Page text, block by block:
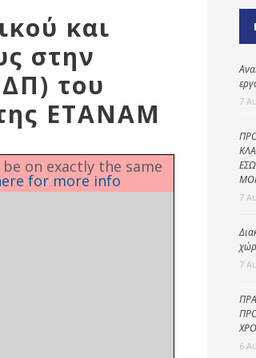
Παιδικοί σταθμοί
προστασία
και
στην
του
ΕΤΑΝΑΜ
on exactly the same
for more info
7
7
7
6